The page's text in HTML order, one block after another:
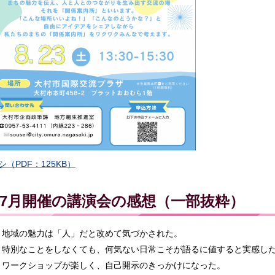
（PDF：125KB）
7月開催の講演会の感想（一部抜粋）
地域の魅力は「人」だと改めて気づかされた。
特別なことをしなくても、何気ない日常こそが語るに値すると実感し
ワークショップが楽しく、自己開示のきっかけになった。